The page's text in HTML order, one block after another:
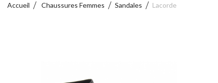
Accueil Chaussures Femmes Sandales Lacorde